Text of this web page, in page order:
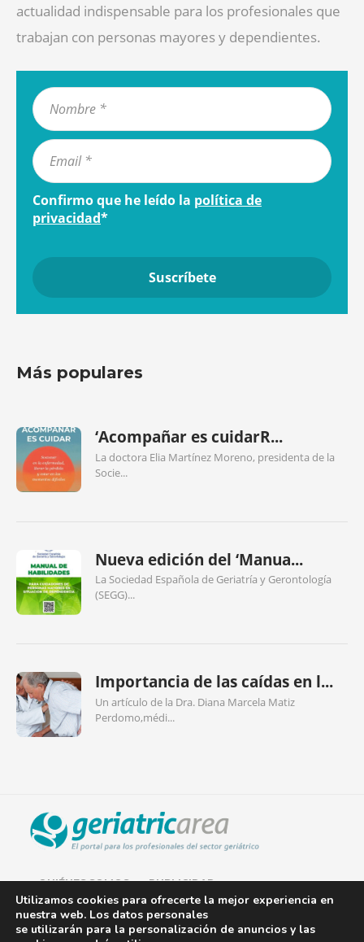
actualidad indispensable para los profesionales que
trabajan con personas mayores y dependientes.
Confirmo que he leído la política de
privacidad*
Más populares
‘Acompañar es cuidarR...
La doctora Elia Martínez Moreno, presidenta de la
Socie...
Nueva edición del ‘Manua...
La Sociedad Española de Geriatría y Gerontología
(SEGG)...
Importancia de las caídas en l...
Un artículo de la Dra. Diana Marcela Matiz
Perdomo,médi...
QUIÉNES SOMOS PUBLICIDAD
AVISO LEGAL
Utilizamos cookies para ofrecerte la mejor experiencia en
nuestra web. Los datos personales
se utilizarán para la personalización de anuncios y las